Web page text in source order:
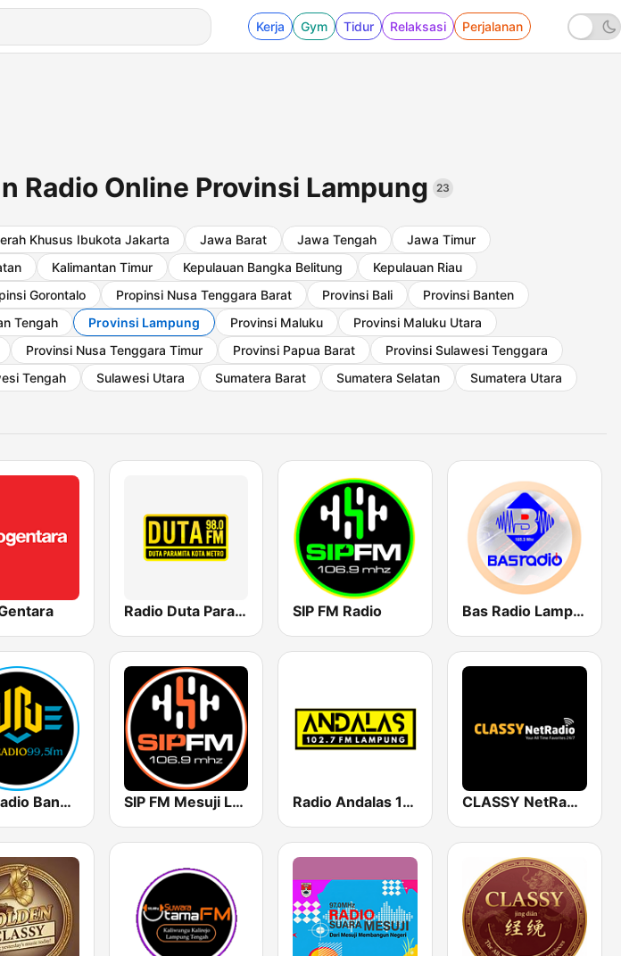
Kerja Gym Tidur Relaksasi Perjalanan
Radio Online Provinsi Lampung 23
Khusus Ibukota Jakarta Jawa Barat Jawa Tengah
Jawa Timur
Kalimantan Timur Kepulauan Bangka Belitung
Kepulauan Riau
Gorontalo Propinsi Nusa Tenggara Barat Provinsi Bali
Provinsi Banten
Tengah Provinsi Lampung Provinsi Maluku
Provinsi Maluku Utara
Provinsi Nusa Tenggara Timur Provinsi Papua Barat
Provinsi Sulawesi Tenggara
Tengah Sulawesi Utara Sumatera Barat Sumatera Selatan
Sumatera Utara
Radio Duta Paramita 98 FM Lampung SIP FM Radio Bas Radio Lampung
Jaya Radio Bandar Jaya Lampung SIP FM Mesuji Lampung Radio Andalas 102.7 FM CLASSY NetRadio